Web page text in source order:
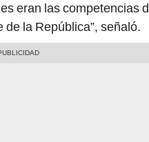
eran las competencias
la República”, señaló.